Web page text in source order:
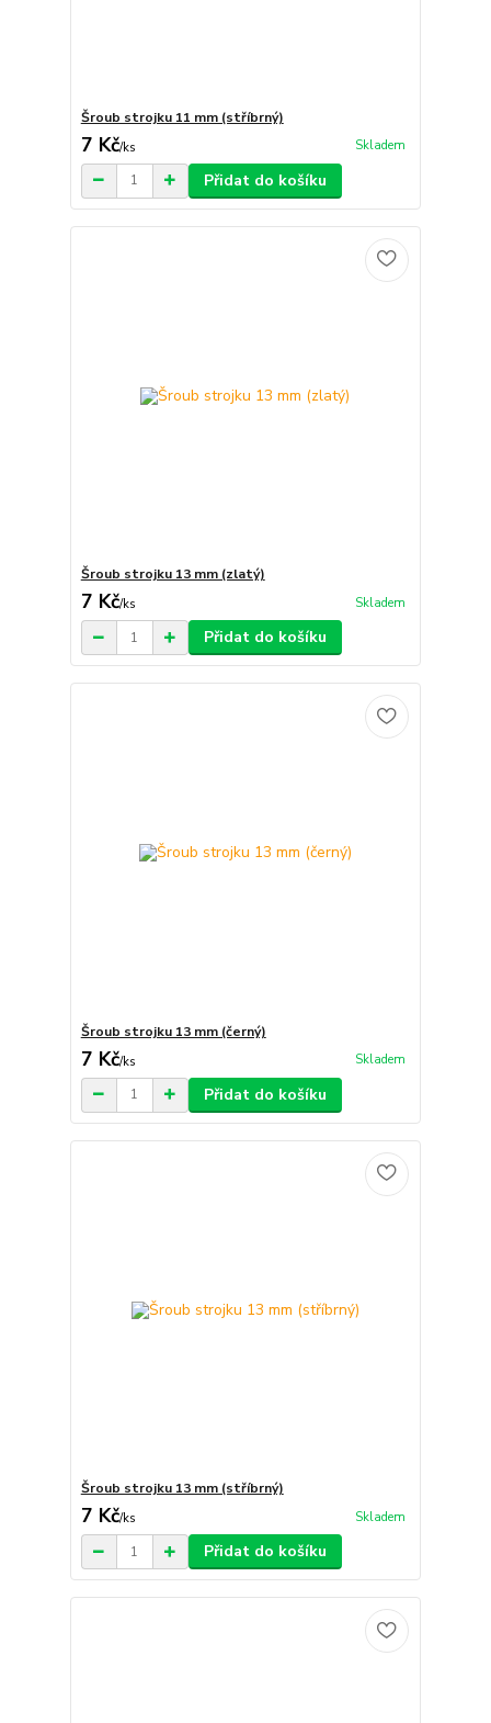
Šroub strojku 11 mm (stříbrný)
7 Kč/ks Skladem
Přidat do košíku
Šroub strojku 13 mm (zlatý)
7 Kč/ks Skladem
Přidat do košíku
Šroub strojku 13 mm (černý)
7 Kč/ks Skladem
Přidat do košíku
Šroub strojku 13 mm (stříbrný)
7 Kč/ks Skladem
Přidat do košíku